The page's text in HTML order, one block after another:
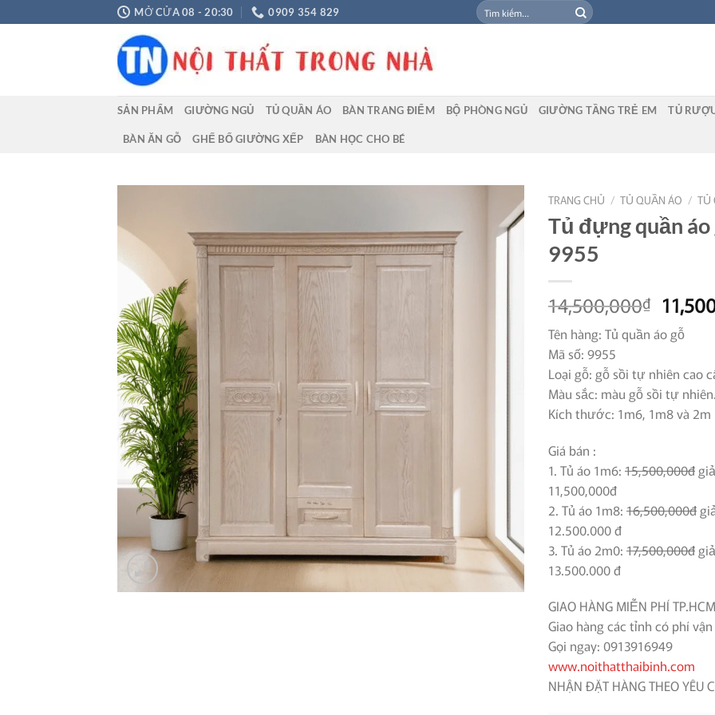
đến
MỞ CỬA 08 - 20:30 0909 354 829
Tìm
kiếm:
SẢN PHẨM GIƯỜNG NGỦ TỦ QUẦN ÁO BÀN TRANG ĐIỂM BỘ PHÒNG NGỦ GIƯỜNG TẦNG TRẺ EM TỦ
BÀN ĂN GỖ GHẾ BỐ GIƯỜNG XẾP BÀN HỌC CHO BÉ
TRANG CHỦ / TỦ QUẦN ÁO / TỦ
Tủ đựng quần áo
9955
14,500,000₫ Giá
gốc
là:
Tên hàng: Tủ quần áo gỗ
Mã số: 9955
Loại gỗ: gỗ sồi tự nhiên cao
Màu sắc: màu gỗ sồi tự nhiên.
Kích thước: 1m6, 1m8 và 2m
Giá bán :
1. Tủ áo 1m6: 15,500,000đ
11,500,000đ
2. Tủ áo 1m8: 16,500,000đ
12.500.000 đ
3. Tủ áo 2m0: 17,500,000đ
13.500.000 đ
GIAO HÀNG MIỄN PHÍ
Giao hàng các tỉnh có phí
Gọi ngay: 0913916949
www.noithatthaibinh.com
NHẬN ĐẶT HÀNG THEO YÊU